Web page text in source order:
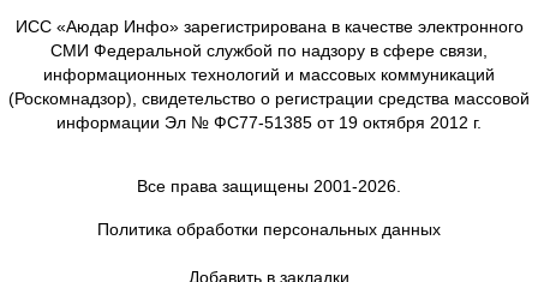
ИСС «Аюдар Инфо» зарегистрирована в качестве электронного
СМИ Федеральной службой по надзору в сфере связи,
информационных технологий и массовых коммуникаций
(Роскомнадзор), свидетельство о регистрации средства массовой
информации Эл № ФС77-51385 от 19 октября 2012 г.
Все права защищены 2001-2026.
Политика обработки персональных данных
Добавить в закладки